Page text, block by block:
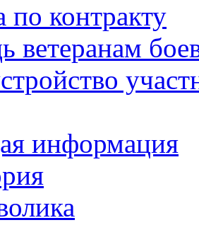
контракту
ветеранам
информация